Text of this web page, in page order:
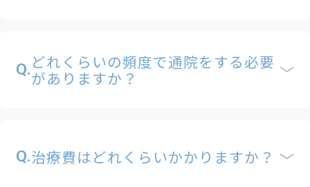
Q.どれくらいの頻度で通院をする必要
がありますか？
Q.治療費はどれくらいかかりますか？